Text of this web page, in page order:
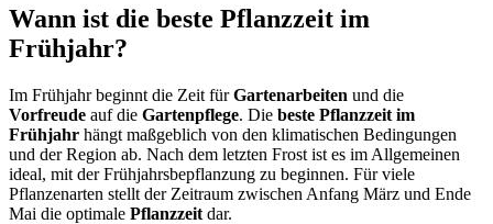
Wann ist die beste Pflanzzeit im
Frühjahr?
Im Frühjahr beginnt die Zeit fürGartenarbeiten und die
Vorfreude auf die Gartenpflege. Die beste Pflanzzeit im
Frühjahr hängt maßgeblich von den klimatischen Bedingungen
und der Region ab. Nach dem letzten Frost ist es im Allgemeinen
ideal, mit der Frühjahrsbepflanzung zu beginnen. Für viele
Pflanzenarten stellt der Zeitraum zwischen Anfang März und Ende
Mai die optimale Pflanzzeit dar.